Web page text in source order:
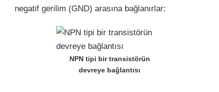
negatif gerilim (GND) arasına bağlanırlar:
NPN tipi bir transistörün
devreye bağlantısı